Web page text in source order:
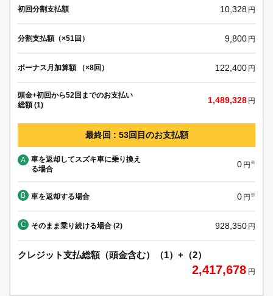
初回分割支払額 10,328 円
分割支払額（×51回） 9,800 円
ボーナス月加算額 （×8回） 122,400 円
頭金+初回から52回までのお支払い
総額 (1)
1,489,328 円
最終回 : 53回目のお支払額
A
車を返却してスズキ車に乗り換え
る場合
0 円 ※
B 車を返却する場合 0 円 ※
C そのまま乗り続ける場合 (2) 928,350 円
クレジット支払総額（頭金含む）（1）+（2）
2,417,678 円